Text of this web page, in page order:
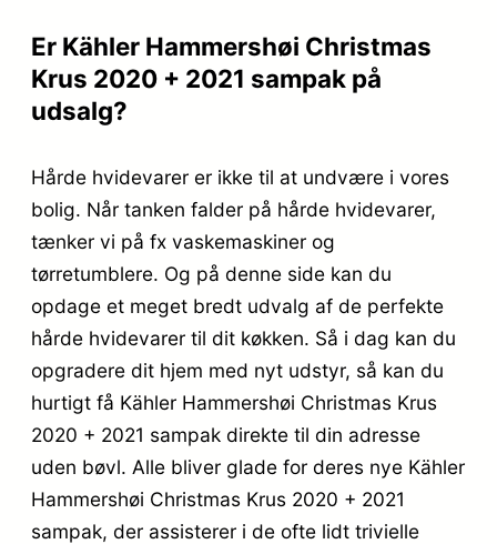
Er Kähler Hammershøi Christmas
Krus 2020 + 2021 sampak på
udsalg?
Hårde hvidevarer er ikke til at undvære i vores
bolig. Når tanken falder på hårde hvidevarer,
tænker vi på fx vaskemaskiner og
tørretumblere. Og på denne side kan du
opdage et meget bredt udvalg af de perfekte
hårde hvidevarer til dit køkken. Så i dag kan du
opgradere dit hjem med nyt udstyr, så kan du
hurtigt få Kähler Hammershøi Christmas Krus
2020 + 2021 sampak direkte til din adresse
uden bøvl. Alle bliver glade for deres nye Kähler
Hammershøi Christmas Krus 2020 + 2021
sampak, der assisterer i de ofte lidt trivielle